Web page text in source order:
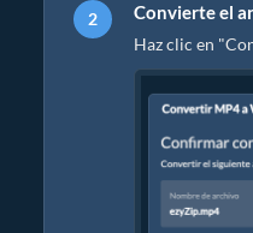
Convierte el
Haz clic en